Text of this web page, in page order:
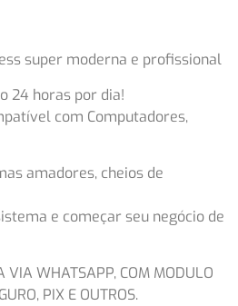
super moderna e profissional
24 horas por dia!
com Computadores,
amadores, cheios de
e começar seu negócio de
VIA WHATSAPP, COM MODULO
PIX E OUTROS.